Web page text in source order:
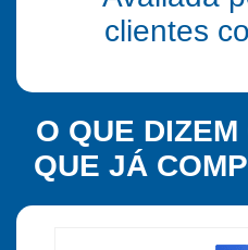
clientes
O QUE
QUE JÁ